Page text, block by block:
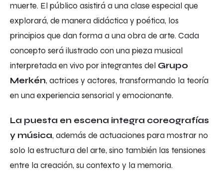
muerte. El público asistirá a una clase especial que
explorará, de manera didáctica y poética, los
principios que dan forma a una obra de arte. Cada
concepto será ilustrado con una pieza musical
interpretada en vivo por integrantes del Grupo
Merkén, actrices y actores, transformando la teoría
en una experiencia sensorial y emocionante.
La puesta en escena integra coreografías
y música, además de actuaciones para mostrar no
solo la estructura del arte, sino también las tensiones
entre la creación, su contexto y la memoria.